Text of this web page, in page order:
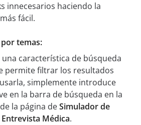
innecesarios haciendo la
fácil.
temas:
característica de búsqueda
permite filtrar los resultados
simplemente introduce
en la barra de búsqueda en la
la página deSimulador de
Médica.